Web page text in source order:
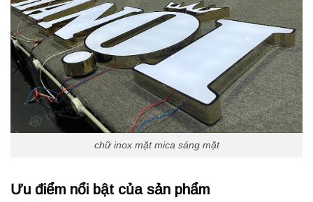
chữ inox mặt mica sáng mặt
Ưu điểm nổi bật của sản phẩm